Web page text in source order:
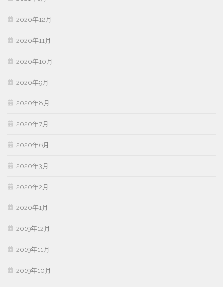
2020年12月
2020年11月
2020年10月
2020年9月
2020年8月
2020年7月
2020年6月
2020年3月
2020年2月
2020年1月
2019年12月
2019年11月
2019年10月